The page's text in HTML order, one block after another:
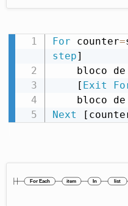
For counter=
step]
    [
Exit
Next